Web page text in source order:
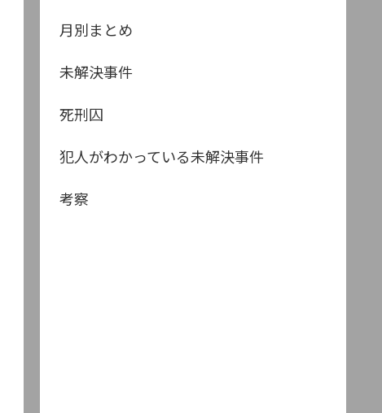
月別まとめ
未解決事件
死刑囚
犯人がわかっている未解決事件
考察